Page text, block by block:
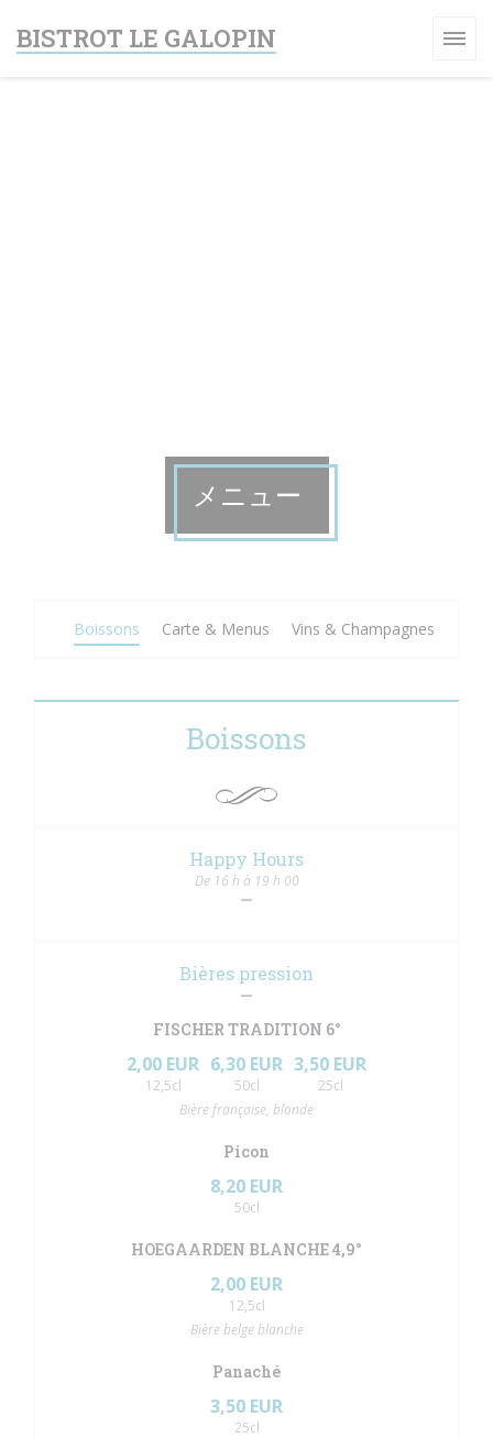
BISTROT LE GALOPIN
メニュー
Boissons Carte & Menus Vins & Champagnes
Boissons
Happy Hours
De 16 h à 19 h 00
Bières pression
FISCHER TRADITION 6°
2,00 EUR
12,5cl
6,30 EUR
50cl
3,50 EUR
25cl
Bière française, blonde
Picon
8,20 EUR
50cl
HOEGAARDEN BLANCHE 4,9°
2,00 EUR
12,5cl
Bière belge blanche
Panaché
3,50 EUR
25cl